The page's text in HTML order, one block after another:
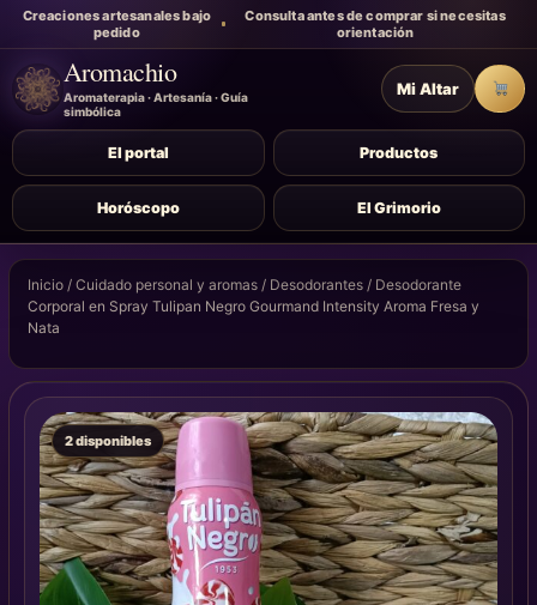
Creaciones artesanales bajo
pedido
Consulta antes de comprar si necesitas
orientación
Aromachio
Aromaterapia · Artesanía · Guía
simbólica
El portal Productos
Horóscopo El Grimorio
Mi Altar
Inicio / Cuidado personal y aromas / Desodorantes / Desodorante
Corporal en Spray Tulipan Negro Gourmand Intensity Aroma Fresa y
Nata
2 disponibles